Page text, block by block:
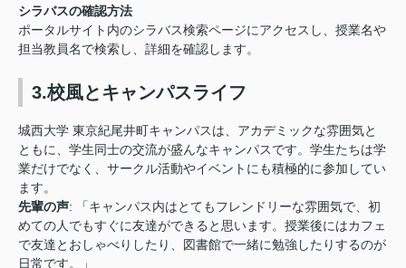
シラバスの確認方法
ポータルサイト内のシラバス検索ページにアクセスし、授業名や
担当教員名で検索し、詳細を確認します。
3.校風とキャンパスライフ
城西大学 東京紀尾井町キャンパスは、アカデミックな雰囲気と
ともに、学生同士の交流が盛んなキャンパスです。学生たちは学
業だけでなく、サークル活動やイベントにも積極的に参加してい
ます。
先輩の声: 「キャンパス内はとてもフレンドリーな雰囲気で、初
めての人でもすぐに友達ができると思います。授業後にはカフェ
で友達とおしゃべりしたり、図書館で一緒に勉強したりするのが
日常です。」